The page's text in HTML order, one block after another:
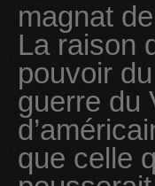
magnat
La raison
pouvoir
guerre du
que celle